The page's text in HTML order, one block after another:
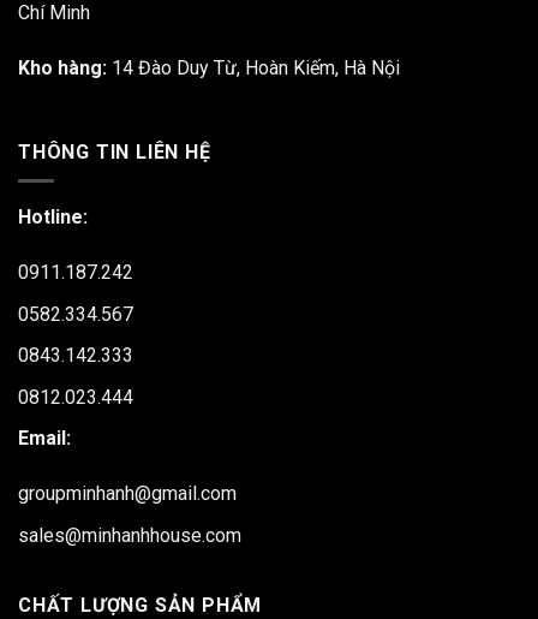
Chí Minh
Kho hàng: 14 Đào Duy Từ, Hoàn Kiếm, Hà Nội
THÔNG TIN LIÊN HỆ
Hotline:
0911.187.242
0582.334.567
0843.142.333
0812.023.444
Email:
groupminhanh@gmail.com
sales@minhanhhouse.com
CHẤT LƯỢNG SẢN PHẨM